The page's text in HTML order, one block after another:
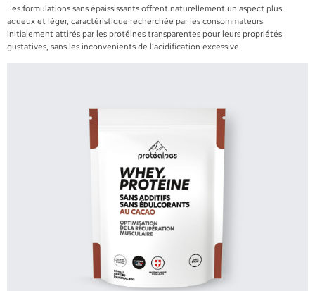
Les formulations sans épaississants offrent naturellement un aspect plus
aqueux et léger, caractéristique recherchée par les consommateurs
initialement attirés par les protéines transparentes pour leurs propriétés
gustatives, sans les inconvénients de l’acidification excessive.